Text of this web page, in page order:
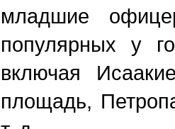
младшие
популярных у
включая
площадь,